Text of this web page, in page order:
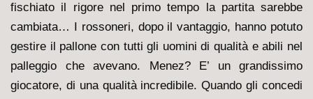
fischiato il rigore nel primo tempo la partita sarebbe
cambiata… I rossoneri, dopo il vantaggio, hanno potuto
gestire il pallone con tutti gli uomini di qualità e abili nel
palleggio che avevano. Menez? E’ un grandissimo
giocatore, di una qualità incredibile. Quando gli concedi